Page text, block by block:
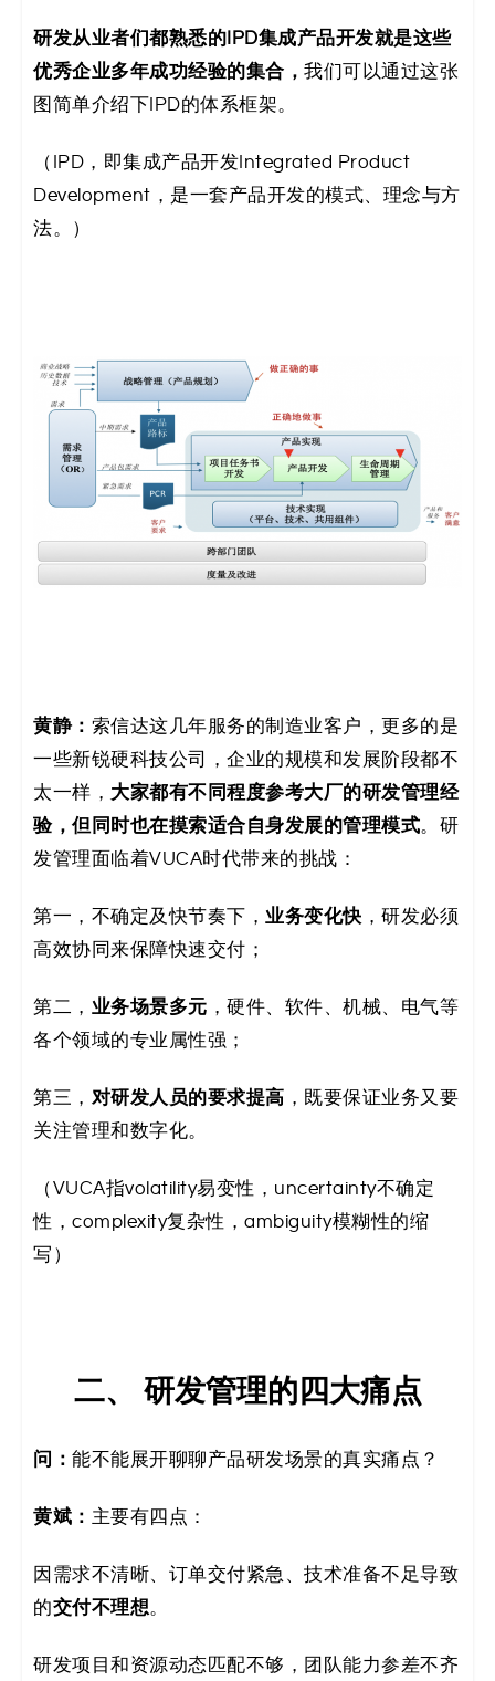
研发从业者们都熟悉的IPD集成产品开发就是这些
优秀企业多年成功经验的集合， 我们可以通过这张
图简单介绍下IPD的体系框架。
（IPD，即集成产品开发Integrated Product
Development，是一套产品开发的模式、理念与方
法。）
黄静： 索信达这几年服务的制造业客户，更多的是
一些新锐硬科技公司，企业的规模和发展阶段都不
太一样， 大家都有不同程度参考大厂的研发管理经
验，但同时也在摸索适合自身发展的管理模式。研
发管理面临着VUCA时代带来的挑战：
第一，不确定及快节奏下， 业务变化快 ，研发必须
高效协同来保障快速交付；
第二， 业务场景多元 ，硬件、软件、机械、电气等
各个领域的专业属性强；
第三， 对研发人员的要求提高 ，既要保证业务又要
关注管理和数字化。
（VUCA指volatility易变性，uncertainty不确定
性，complexity复杂性，ambiguity模糊性的缩
写）
二、 研发管理的四大痛点
问： 能不能展开聊聊产品研发场景的真实痛点？
黄斌： 主要有四点：
因需求不清晰、订单交付紧急、技术准备不足导致
的交付不理想。
研发项目和资源动态匹配不够，团队能力参差不齐